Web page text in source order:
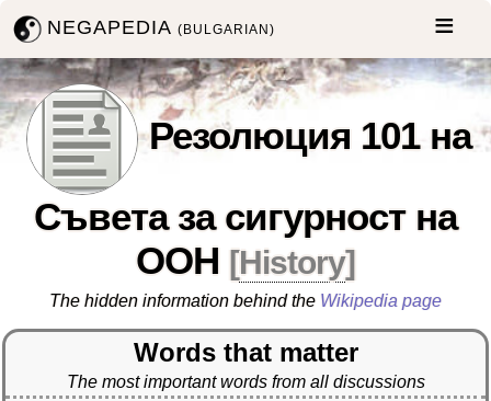
NEGAPEDIA(BULGARIAN)
Резолюция 101 на
Съвета за сигурност на
ООН [History]
The hidden information behind the Wikipedia page
Words that matter
The most important words from all discussions